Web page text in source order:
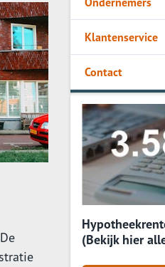
Klantenservice
Contact
(Bekijk hier